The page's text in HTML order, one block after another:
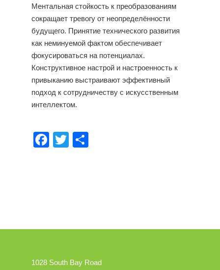
Ментальная стойкость к преобразованиям
сокращает тревогу от неопределённости
будущего. Принятие технического развития
как неминуемой фактом обеспечивает
фокусироваться на потенциалах.
Конструктивное настрой и настроенность к
привыканию выстраивают эффективный
подход к сотрудничеству с искусственным
интеллектом.
Facebook
Twitter
1028 South Bay Road